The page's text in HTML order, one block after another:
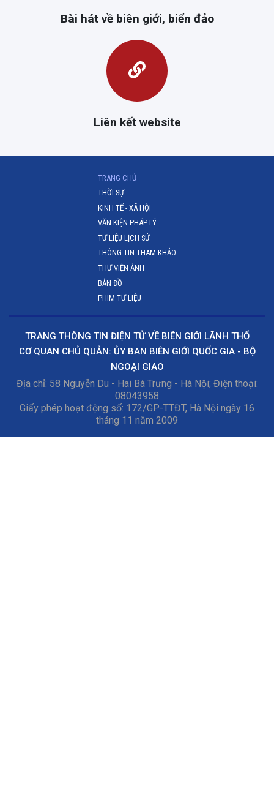
Bài hát về biên giới, biển đảo
Liên kết website
TRANG CHỦ(CURRENT)
THỜI SỰ
KINH TẾ - XÃ HỘI
VĂN KIỆN PHÁP LÝ
TƯ LIỆU LỊCH SỬ
THÔNG TIN THAM KHẢO
THƯ VIỆN ẢNH
BẢN ĐỒ
PHIM TƯ LIỆU
TRANG THÔNG TIN ĐIỆN TỬ VỀ BIÊN GIỚI LÃNH THỔ
CƠ QUAN CHỦ QUẢN: ỦY BAN BIÊN GIỚI QUỐC GIA - BỘ
NGOẠI GIAO
Địa chỉ: 58 Nguyễn Du - Hai Bà Trưng - Hà Nội; Điện thoại:
08043958
Giấy phép hoạt động số: 172/GP-TTĐT, Hà Nội ngày 16
tháng 11 năm 2009